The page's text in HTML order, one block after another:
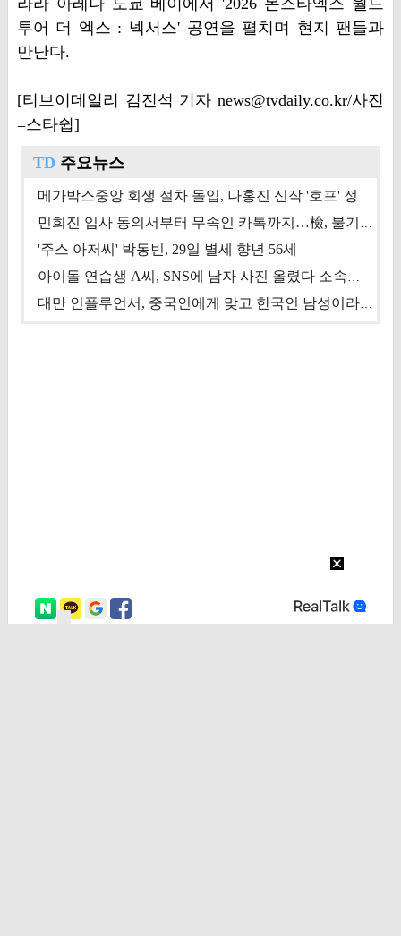
투어 더 엑스 : 넥서스' 공연을 펼치며 현지 팬들과
만난다.
[티브이데일리 김진석 기자 news@tvdaily.co.kr/사진
=스타쉽]
TD 주요뉴스
'주스 아저씨' 박동빈, 29일 별세 향년 56세
대만 인플루언서, 중국인에게 맞고 한국인 남성이라 진술 '후폭풍'